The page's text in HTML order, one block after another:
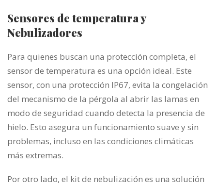
Sensores de temperatura y
Nebulizadores
Para quienes buscan una protección completa, el
sensor de temperatura es una opción ideal. Este
sensor, con una protección IP67, evita la congelación
del mecanismo de la pérgola al abrir las lamas en
modo de seguridad cuando detecta la presencia de
hielo. Esto asegura un funcionamiento suave y sin
problemas, incluso en las condiciones climáticas
más extremas.
Por otro lado, el kit de nebulización es una solución